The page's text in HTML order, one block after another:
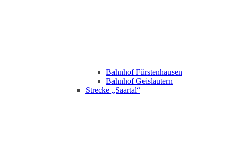
Bahnhof Fürstenhausen
Bahnhof Geislautern
Strecke „Saartal“